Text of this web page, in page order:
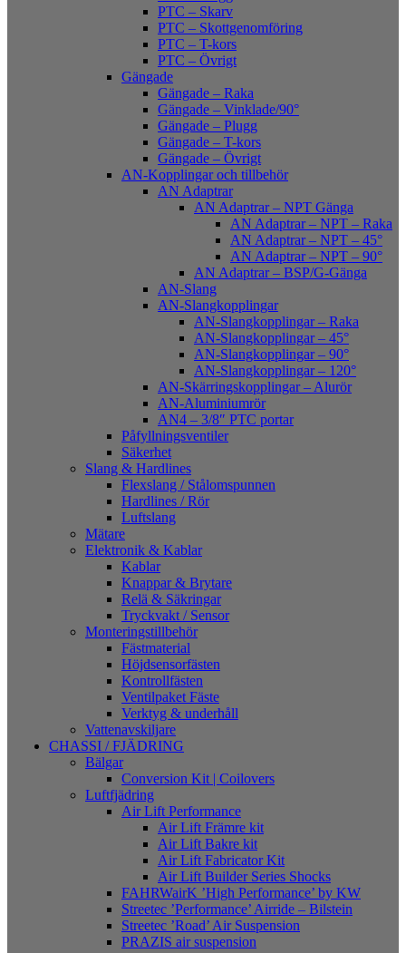
PTC – Skarv
PTC – Skottgenomföring
PTC – T-kors
PTC – Övrigt
Gängade
Gängade – Raka
Gängade – Vinklade/90°
Gängade – Plugg
Gängade – T-kors
Gängade – Övrigt
AN-Kopplingar och tillbehör
AN Adaptrar
AN Adaptrar – NPT Gänga
AN Adaptrar – NPT – Raka
AN Adaptrar – NPT – 45°
AN Adaptrar – NPT – 90°
AN Adaptrar – BSP/G-Gänga
AN-Slang
AN-Slangkopplingar
AN-Slangkopplingar – Raka
AN-Slangkopplingar – 45°
AN-Slangkopplingar – 90°
AN-Slangkopplingar – 120°
AN-Skärringskopplingar – Alurör
AN-Aluminiumrör
AN4 – 3/8″ PTC portar
Påfyllningsventiler
Säkerhet
Slang & Hardlines
Flexslang / Stålomspunnen
Hardlines / Rör
Luftslang
Mätare
Elektronik & Kablar
Kablar
Knappar & Brytare
Relä & Säkringar
Tryckvakt / Sensor
Monteringstillbehör
Fästmaterial
Höjdsensorfästen
Kontrollfästen
Ventilpaket Fäste
Verktyg & underhåll
Vattenavskiljare
CHASSI / FJÄDRING
Bälgar
Conversion Kit | Coilovers
Luftfjädring
Air Lift Performance
Air Lift Främre kit
Air Lift Bakre kit
Air Lift Fabricator Kit
Air Lift Builder Series Shocks
FAHRWairK ’High Performance’ by KW
Streetec ’Performance’ Airride – Bilstein
Streetec ’Road’ Air Suspension
PRAZIS air suspension